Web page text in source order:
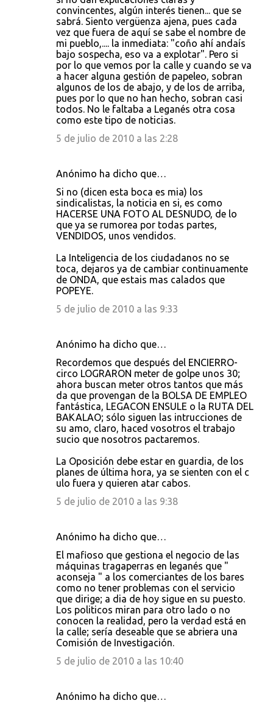
convincentes, algún interés tienen... que se
sabrá. Siento vergüenza ajena, pues cada
vez que fuera de aquí se sabe el nombre de
mi pueblo,.... la inmediata: "coño ahí andaís
bajo sospecha, eso va a explotar". Pero si
por lo que vemos por la calle y cuando se va
a hacer alguna gestión de papeleo, sobran
algunos de los de abajo, y de los de arriba,
pues por lo que no han hecho, sobran casi
todos. No le faltaba a Leganés otra cosa
como este tipo de noticias.
5 de julio de 2010 a las 2:28
Anónimo ha dicho que…
Si no (dicen esta boca es mia) los
sindicalistas, la noticia en si, es como
HACERSE UNA FOTO AL DESNUDO, de lo
que ya se rumorea por todas partes,
VENDIDOS, unos vendidos.
La Inteligencia de los ciudadanos no se
toca, dejaros ya de cambiar continuamente
de ONDA, que estais mas calados que
POPEYE.
5 de julio de 2010 a las 9:33
Anónimo ha dicho que…
Recordemos que después del ENCIERRO-
circo LOGRARON meter de golpe unos 30;
ahora buscan meter otros tantos que más
da que provengan de la BOLSA DE EMPLEO
fantástica, LEGACON ENSULE o la RUTA DEL
BAKALAO; sólo siguen las intrucciones de
su amo, claro, haced vosotros el trabajo
sucio que nosotros pactaremos.
La Oposición debe estar en guardia, de los
planes de última hora, ya se sienten con el c
ulo fuera y quieren atar cabos.
5 de julio de 2010 a las 9:38
Anónimo ha dicho que…
El mafioso que gestiona el negocio de las
máquinas tragaperras en leganés que "
aconseja " a los comerciantes de los bares
como no tener problemas con el servicio
que dirige; a dia de hoy sigue en su puesto.
Los politicos miran para otro lado o no
conocen la realidad, pero la verdad está en
la calle; sería deseable que se abriera una
Comisión de Investigación.
5 de julio de 2010 a las 10:40
Anónimo ha dicho que…